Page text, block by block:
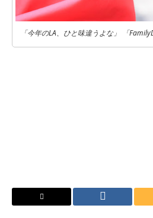
「今年のLA、ひと味違うよな」 「